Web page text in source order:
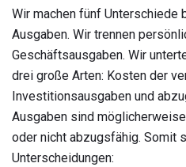
Wir machen fünf Unterschiede
Ausgaben. Wir trennen
Geschäftsausgaben. Wir
drei große Arten: Kosten der
Investitionsausgaben und
Ausgaben sind
oder nicht abzugsfähig. Somit
Unterscheidungen: